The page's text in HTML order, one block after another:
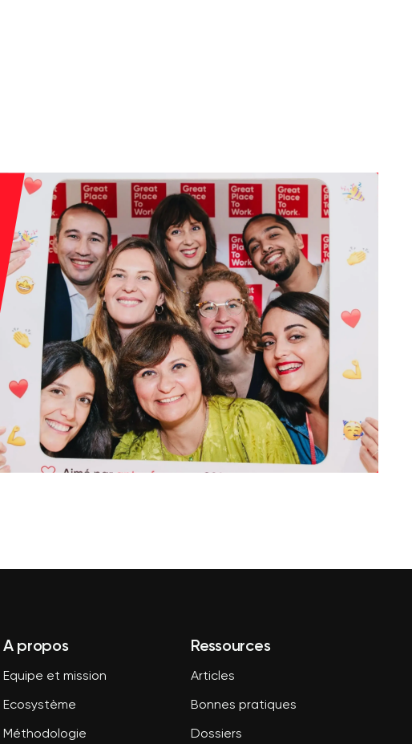
A propos
Equipe et mission
Ecosystème
Méthodologie
Ressources
Articles
Bonnes pratiques
Dossiers